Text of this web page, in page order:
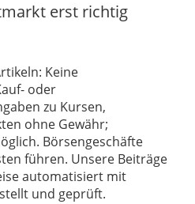
erst richtig
Keine
oder
zu Kursen,
ohne Gewähr;
Börsengeschäfte
führen. Unsere Beiträge
automatisiert mit
und geprüft.